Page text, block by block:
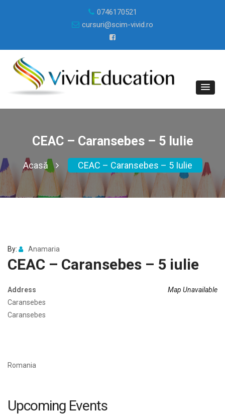
0746170521
cursuri@scim-vivid.ro
CEAC – Caransebes – 5 Iulie
Acasă CEAC – Caransebes – 5 Iulie
By: Anamaria
CEAC – Caransebes – 5 iulie
Map Unavailable
Address
Caransebes
Caransebes
Romania
Upcoming Events